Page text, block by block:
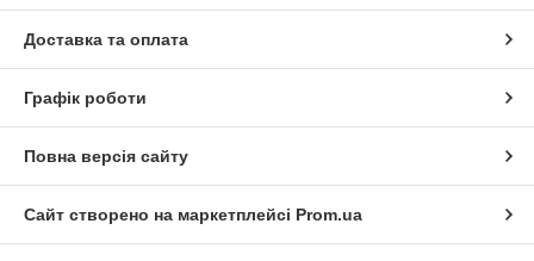
Доставка та оплата
Графік роботи
Повна версія сайту
Сайт створено на маркетплейсі Prom.ua